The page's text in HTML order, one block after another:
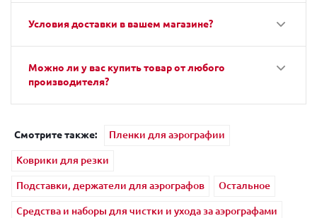
Условия доставки в вашем магазине?
Можно ли у вас купить товар от любого
производителя?
Смотрите также:
Пленки для аэрографии
Коврики для резки
Подставки, держатели для аэрографов
Остальное
Средства и наборы для чистки и ухода за аэрографами